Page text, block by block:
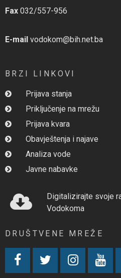
Fax 032/557-956
E-mail vodokom@bih.net.ba
BRZI LINKOVI
Prijava stanja
Priključenje na mrežu
Prijava kvara
Obavještenja i najave
Analiza vode
Javne nabavke
Digitalizirajte svoje
Vodokoma
DRUŠTVENE MREŽE